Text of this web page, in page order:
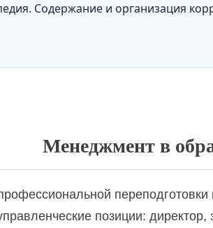
в образовании: обеспечение
Коррекционно-
Менеджмент в
переподготовки
позиции: